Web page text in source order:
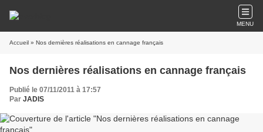
MENU
Accueil » Nos dernières réalisations en cannage français
Nos dernières réalisations en cannage français
Publié le 07/11/2011 à 17:57
Par JADIS